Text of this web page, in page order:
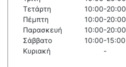
Τετάρτη
10:00-20:00
Πέμπτη
10:00-20:00
Παρασκευή
10:00-20:00
Σάββατο
10:00-15:00
Κυριακή
-